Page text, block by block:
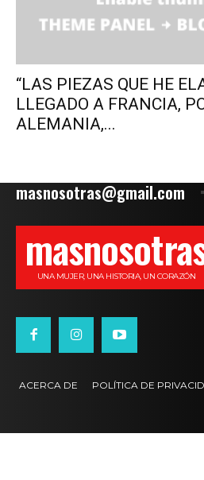
“LAS PIEZAS QUE HE
LLEGADO A FRANCIA,
ALEMANIA,...
masnosotras@gmail.com
UNA MUJER, UNA HISTORIA, UN CORAZÓN
ACERCA DE POLÍTICA DE